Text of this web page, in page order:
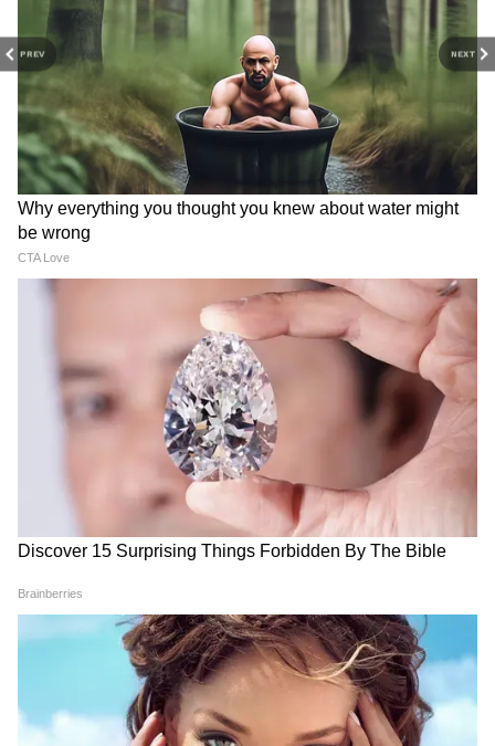
PREV NEXT
RECOMMENDED STORIES
Atiq Ahmed Family: अतीक
अहमद के परिवार में अब कौन-कौन?
जानें बीवी शाइस्ता परवीन समेत पांचों
Aban Ahmed Funeral: कोर्ट ने
दी पैरोल, लेकिन रखी एक बड़ी शर्त...
अतीक अहमद के बेटों पर क्या हैं
निर्देश?
Aban Ahmed Death: अतीक के
बेटे की कार से मिले 4 मोबाइल,
किताबें और गुटखा...आखिर पुलिस
खोज क्या रही है?
मौसम अपडेट 7 अगस्त 2026:
दिल्ली-NCR से महाराष्ट्र तक इन
राज्यों में जमकर बरसेंगे बादल, IMD
का बारिश-तूफान अलर्ट